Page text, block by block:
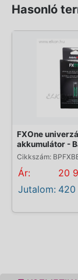
Hasonló
FXOne
akkumulátor -
Cikkszám:
Ár:
20
Jutalom: 420